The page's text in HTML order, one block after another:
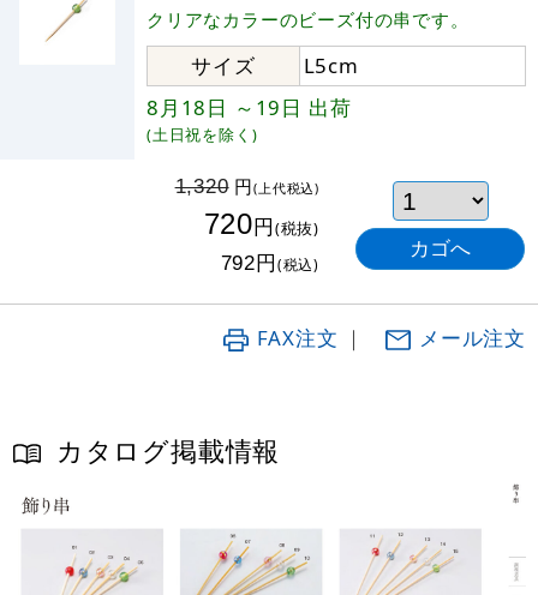
クリアなカラーのビーズ付の串です。
サイズ
L5cm
8月18日 ～19日 出荷
(土日祝を除く)
1,320円(上代税込)
720円(税抜)
792円(税込)
FAX注文 ｜ メール注文
カタログ掲載情報